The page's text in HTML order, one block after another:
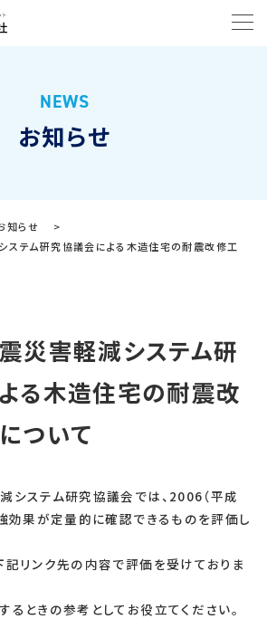
NEWS
お知らせ
知らせ
>
ステム研究協議会による木造住宅の耐震改修工
災害軽減システム研
る木造住宅の耐震改
ついて
システム研究協議会では、2006（平成
効果が定量的に確認できるものを評価し
記リンク先の内容で評価を受けておりま
ときの参考としてお役立てください。